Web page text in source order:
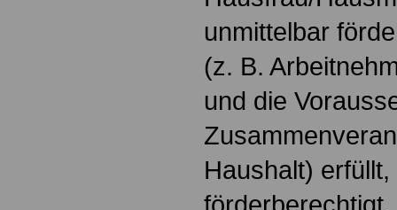
unmittelbar
(z. B.
und die
Haushalt)